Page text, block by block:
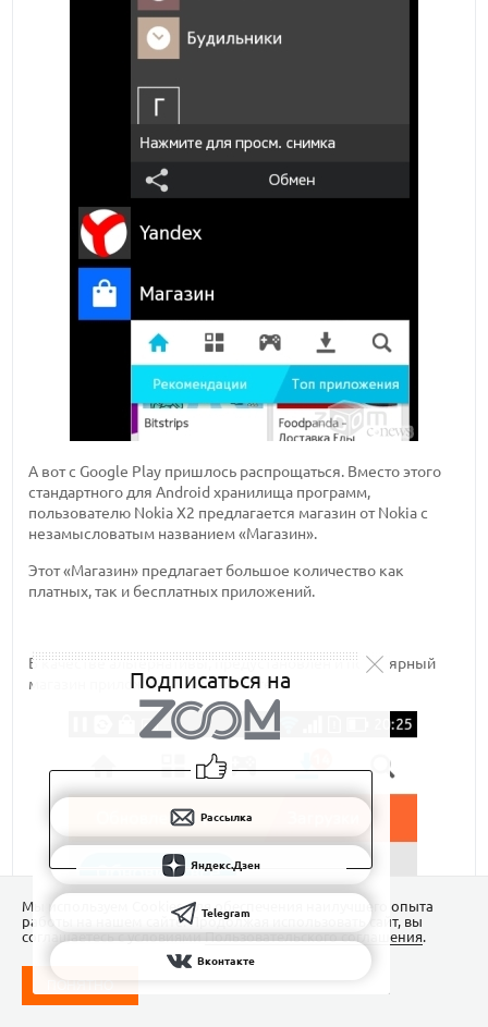
А вот с Google Play пришлось распрощаться. Вместо этого
стандартного для Android хранилища программ,
пользователю Nokia X2 предлагается магазин от Nokia с
незамысловатым названием «Магазин».
Этот «Магазин» предлагает большое количество как
платных, так и бесплатных приложений.
В качестве альтернативы, предустановлен и популярный
магазин приложений Yandex Store.
Подписаться на
Рассылка
Яндекс.Дзен
Telegram
Вконтакте
Мы используем Сookies для обеспечения наилучшего опыта
работы на нашем сайте. Продолжая использовать сайт, вы
соглашаетесь с условиямиПользовательского соглашения.
ПОНЯТНО